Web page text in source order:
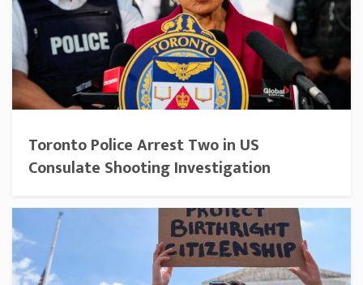
Toronto Police Arrest Two in US
Consulate Shooting Investigation